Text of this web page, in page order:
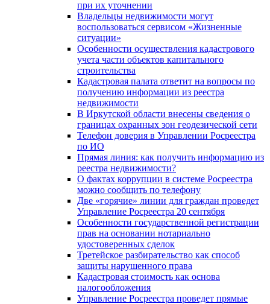
при их уточнении
Владельцы недвижимости могут
воспользоваться сервисом «Жизненные
ситуации»
Особенности осуществления кадастрового
учета части объектов капитального
строительства
Кадастровая палата ответит на вопросы по
получению информации из реестра
недвижимости
В Иркутской области внесены сведения о
границах охранных зон геодезической сети
Телефон доверия в Управлении Росреестра
по ИО
Прямая линия: как получить информацию из
реестра недвижимости?
О фактах коррупции в системе Росреестра
можно сообщить по телефону
Две «горячие» линии для граждан проведет
Управление Росреестра 20 сентября
Особенности государственной регистрации
прав на основании нотариально
удостоверенных сделок
Третейское разбирательство как способ
защиты нарушенного права
Кадастровая стоимость как основа
налогообложения
Управление Росреестра проведет прямые